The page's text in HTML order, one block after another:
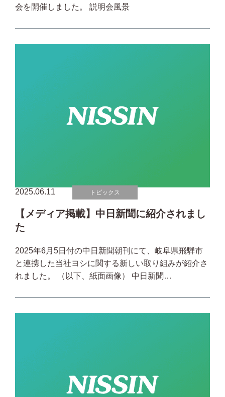
会を開催しました。 説明会風景
2025.06.11 トピックス
【メディア掲載】中日新聞に紹介されまし
た
2025年6月5日付の中日新聞朝刊にて、岐阜県飛騨市
と連携した当社ヨシに関する新しい取り組みが紹介さ
れました。 （以下、紙面画像） 中日新聞…